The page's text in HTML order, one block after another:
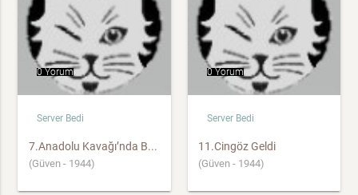
0 Yorum
Server Bedi
7.Anadolu Kavağı’nda B...
(Güven - 1944)
0 Yorum
Server Bedi
11.Cingöz Geldi
(Güven - 1944)